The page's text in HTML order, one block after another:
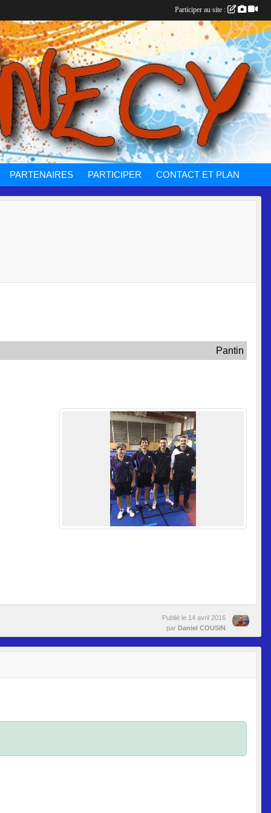
PARTENAIRES PARTICIPER CONTACT ET PLAN
Pantin
Publié le 14 avril 2016
par Daniel COUSIN
Participer au site :